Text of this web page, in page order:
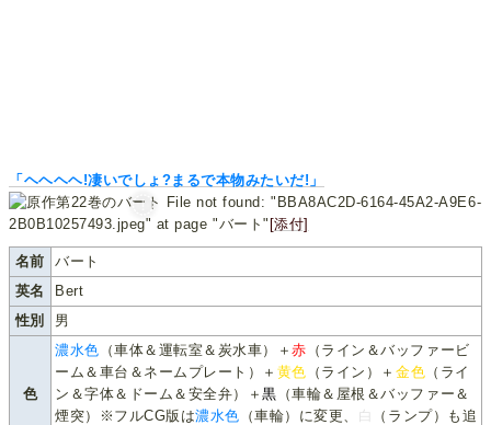
「ヘヘヘヘ!凄いでしょ?まるで本物みたいだ!」
File not found: "BBA8AC2D-6164-45A2-A9E6-
2B0B10257493.jpeg" at page "バート" [添付]
名前
バート
英名
Bert
性別
男
色
濃水色 （車体＆運転室＆炭水車）＋赤 （ライン＆バッファービ
ーム＆車台＆ネームプレート）＋ 黄色 （ライン）＋ 金色 （ライ
ン＆字体＆ドーム＆安全弁）＋黒 （車輪＆屋根＆バッファー＆
煙突）※フルCG版は濃水色 （車輪）に変更、 白
（ランプ）も追